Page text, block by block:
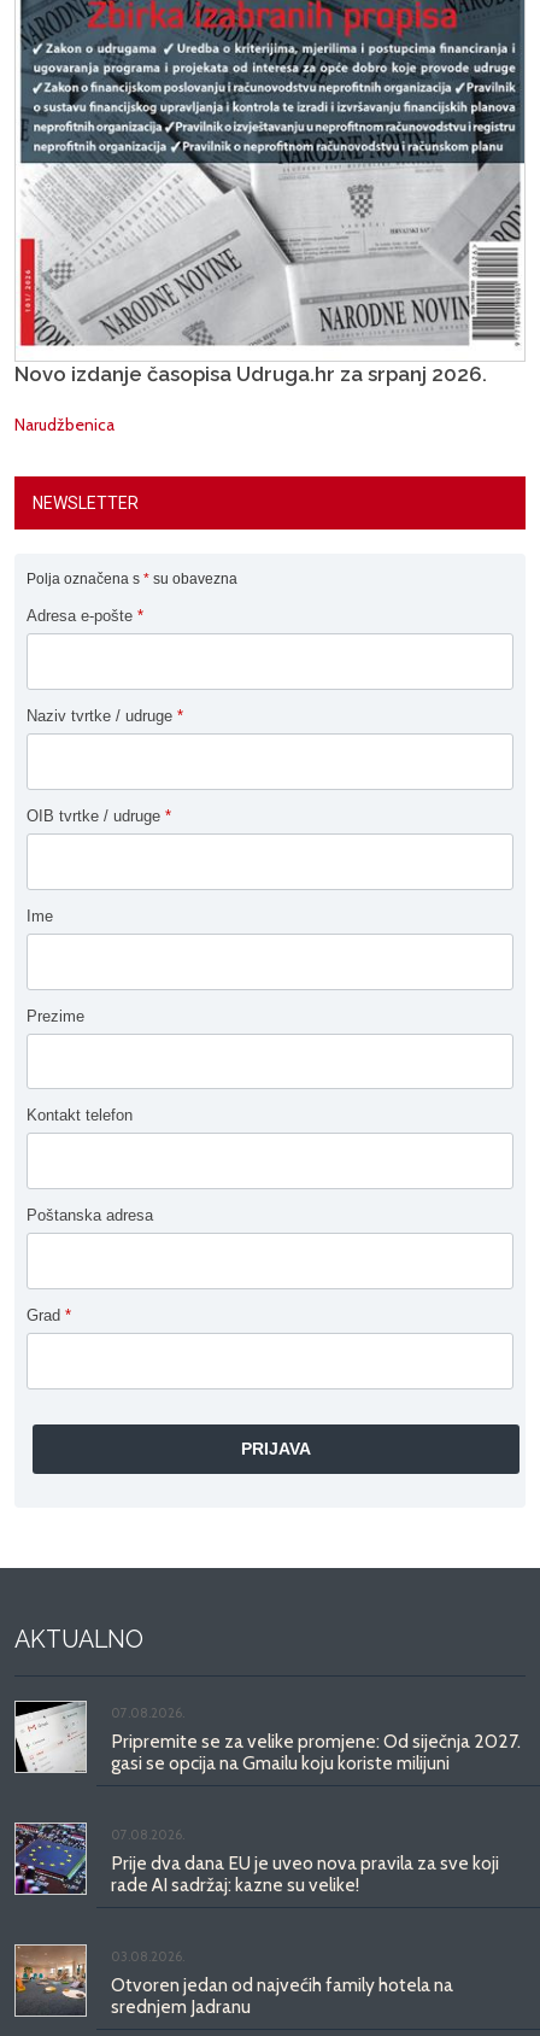
Novo izdanje časopisa Udruga.hr za srpanj 2026.
Narudžbenica
NEWSLETTER
Polja označena s * su obavezna
Adresa e-pošte *
Naziv tvrtke / udruge *
OIB tvrtke / udruge *
Ime
Prezime
Kontakt telefon
Poštanska adresa
Grad *
AKTUALNO
07.08.2026.
Pripremite se za velike promjene: Od siječnja 2027.
gasi se opcija na Gmailu koju koriste milijuni
07.08.2026.
Prije dva dana EU je uveo nova pravila za sve koji
rade AI sadržaj: kazne su velike!
03.08.2026.
Otvoren jedan od najvećih family hotela na
srednjem Jadranu